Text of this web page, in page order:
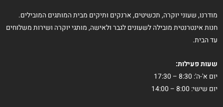
מודרנו, שעוני יוקרה, תכשיטים, ארנקים ותיקים מבית המותגים המובילים.
חנות אינטרנטית מובילה לשעונים לגבר ולאישה, מותגי יוקרה ושירות משלוחים
עד הבית.
שעות פעילות:
יום א'-ה': 8:30 – 17:30
יום שישי: 8:00 – 14:00